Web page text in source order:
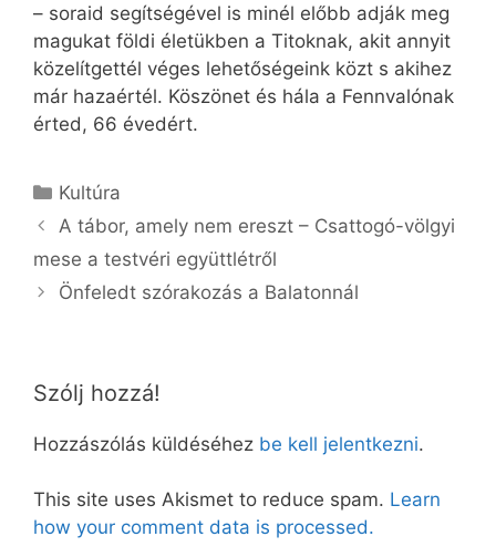
– soraid segítségével is minél előbb adják meg
magukat földi életükben a Titoknak, akit annyit
közelítgettél véges lehetőségeink közt s akihez
már hazaértél. Köszönet és hála a Fennvalónak
érted, 66 évedért.
Kategória
Kultúra
A tábor, amely nem ereszt – Csattogó-völgyi
mese a testvéri együttlétről
Önfeledt szórakozás a Balatonnál
Szólj hozzá!
Hozzászólás küldéséhez be kell jelentkezni.
This site uses Akismet to reduce spam. Learn
how your comment data is processed.